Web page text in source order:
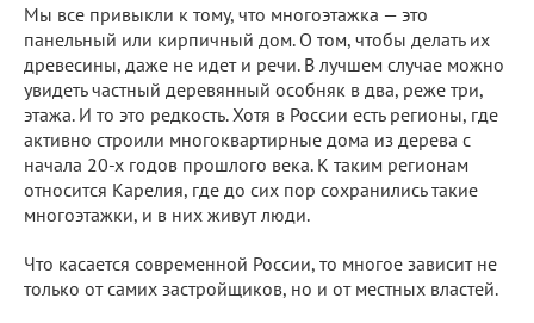
Мы все привыкли к тому, что многоэтажка — это
панельный или кирпичный дом. О том, чтобы делать их
древесины, даже не идет и речи. В лучшем случае можно
увидеть частный деревянный особняк в два, реже три,
этажа. И то это редкость. Хотя в России есть регионы, где
активно строили многоквартирные дома из дерева с
начала 20-х годов прошлого века. К таким регионам
относится Карелия, где до сих пор сохранились такие
многоэтажки, и в них живут люди.
Что касается современной России, то многое зависит не
только от самих застройщиков, но и от местных властей.